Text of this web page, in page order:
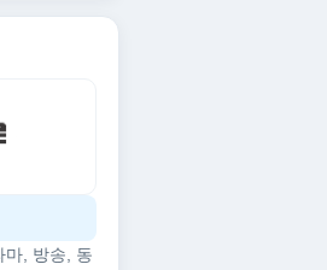
마, 방송, 동